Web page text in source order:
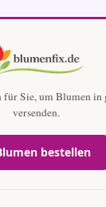
Sie, um Blumen in
versenden.
bestellen